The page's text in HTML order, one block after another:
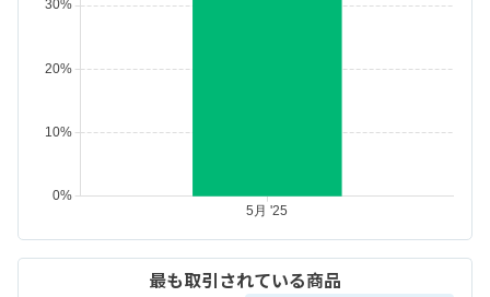
最も取引されている商品